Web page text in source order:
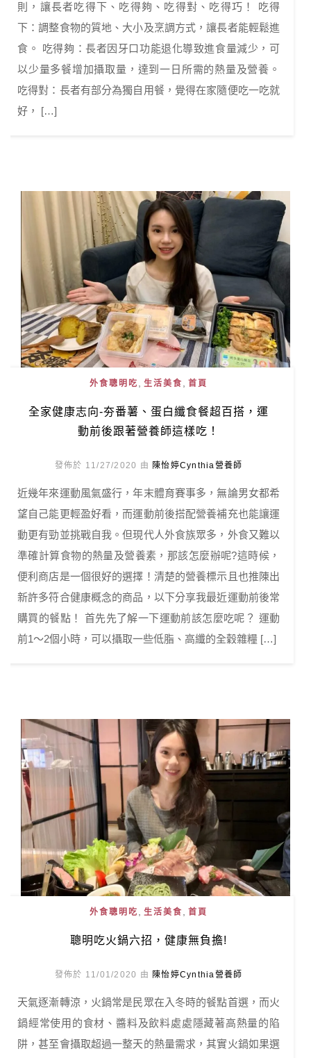
則，讓長者吃得下、吃得夠、吃得對、吃得巧！ 吃得
下：調整食物的質地、大小及烹調方式，讓長者能輕鬆進
食。 吃得夠：長者因牙口功能退化導致進食量減少，可
以少量多餐增加攝取量，達到一日所需的熱量及營養。
吃得對：長者有部分為獨自用餐，覺得在家隨便吃一吃就
好， […]
外食聰明吃 , 生活美食 , 首頁
全家健康志向-夯番薯、蛋白纖食餐超百搭，運
動前後跟著營養師這樣吃！
發佈於 11/27/2020 由 陳怡婷Cynthia營養師
近幾年來運動風氣盛行，年末體育賽事多，無論男女都希
望自己能更輕盈好看，而運動前後搭配營養補充也能讓運
動更有勁並挑戰自我。但現代人外食族眾多，外食又難以
準確計算食物的熱量及營養素，那該怎麼辦呢?這時候，
便利商店是一個很好的選擇！清楚的營養標示且也推陳出
新許多符合健康概念的商品，以下分享我最近運動前後常
購買的餐點！ 首先先了解一下運動前該怎麼吃呢？ 運動
前1～2個小時，可以攝取一些低脂、高纖的全穀雜糧 […]
外食聰明吃 生活美食 首頁
聰明吃火鍋六招，健康無負擔!
發佈於 11/01/2020 由 陳怡婷Cynthia營養師
天氣逐漸轉涼，火鍋常是民眾在入冬時的餐點首選，而火
鍋經常使用的食材、醬料及飲料處處隱藏著高熱量的陷
阱，甚至會攝取超過一整天的熱量需求，其實火鍋如果選